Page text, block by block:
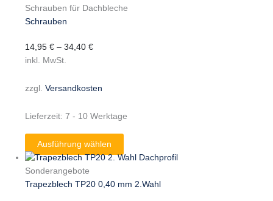
Schrauben für Dachbleche
Schrauben
14,95€ –34,40€
inkl. MwSt.
zzgl.Versandkosten
Lieferzeit:7 - 10 Werktage
Ausführung wählen
Sonderangebote
Trapezblech TP20 0,40 mm 2.Wahl